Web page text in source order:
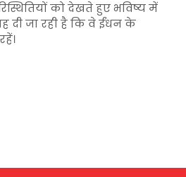
को देखते हुए भविष्य में
दी जा रही है कि वे ईंधन के